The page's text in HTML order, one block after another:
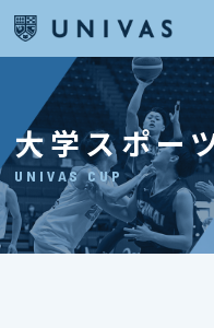
大学スポー
UNIVAS CUP